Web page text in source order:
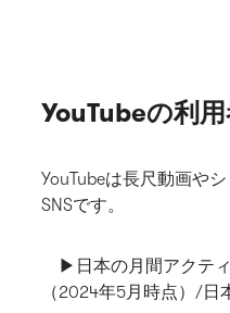
YouTubeの利
YouTubeは長尺動画や
SNSです。
▶日本の月間アクテ
（2024年5月時点）/日